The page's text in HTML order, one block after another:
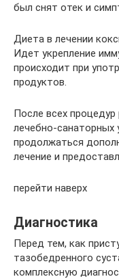
был снят отек и
Диета в лечении
Идет укрепление
происходит при
продуктов.
После всех
лечебно-санаторных
продолжаться
лечение и
перейти наверх
Диагностика
Перед тем, как
тазобедренного
комплексную